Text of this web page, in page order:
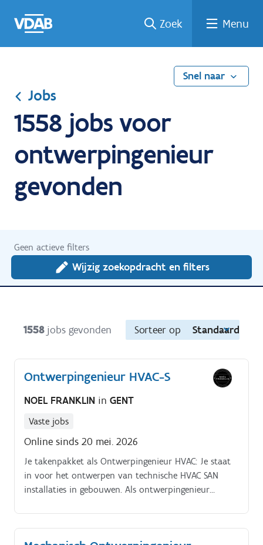
naar
een
een
job
naar
Zoek Menu
Snel naar
Jobs
1558 jobs voor
ontwerpingenieur
gevonden
Geen actieve filters
Wijzig zoekopdracht en filters
1558 jobs gevonden Sorteer op Standaard
Ontwerpingenieur HVAC-S
NOEL FRANKLIN in GENT
Vaste jobs
Online sinds 20 mei. 2026
Je takenpakket als Ontwerpingenieur HVAC: Je staat
in voor het ontwerpen van technische HVAC SAN
installaties in gebouwen. Als ontwerpingenieur
en hernieuwbare technieken.